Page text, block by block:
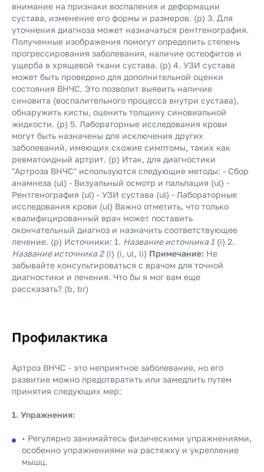
внимание на признаки воспаления и деформации
сустава, изменение его формы и размеров. (p) 3. Для
уточнения диагноза может назначаться рентгенография.
Полученные изображения помогут определить степень
прогрессирования заболевания, наличие остеофитов и
ущерба в хрящевой ткани сустава. (p) 4. УЗИ сустава
может быть проведено для дополнительной оценки
состояния ВНЧС. Это позволит выявить наличие
синовита (воспалительного процесса внутри сустава),
обнаружить кисты, оценить толщину синовиальной
жидкости. (p) 5. Лабораторные исследования крови
могут быть назначены для исключения других
заболеваний, имеющих схожие симптомы, таких как
ревматоидный артрит. (p) Итак, для диагностики
"Артроза ВНЧС" используются следующие методы: - Сбор
анамнеза (ul) - Визуальный осмотр и пальпация (ul) -
Рентгенография (ul) - УЗИ сустава (ul) - Лабораторные
исследования крови (ul) Важно отметить, что только
квалифицированный врач может поставить
окончательный диагноз и назначить соответствующее
лечение. (p) Источники: 1. Название источника 1 (i) 2.
Название источника 2(i) (i, ul, li) Примечание: Не
забывайте консультироваться с врачом для точной
диагностики и лечения. Что бы я мог вам еще
рассказать? (b, br)
Профилактика
Артроз ВНЧС - это неприятное заболевание, но его
развитие можно предотвратить или замедлить путем
принятия следующих мер:
1. Упражнения:
• Регулярно занимайтесь физическими упражнениями,
особенно упражнениями на растяжку и укрепление
мышц.